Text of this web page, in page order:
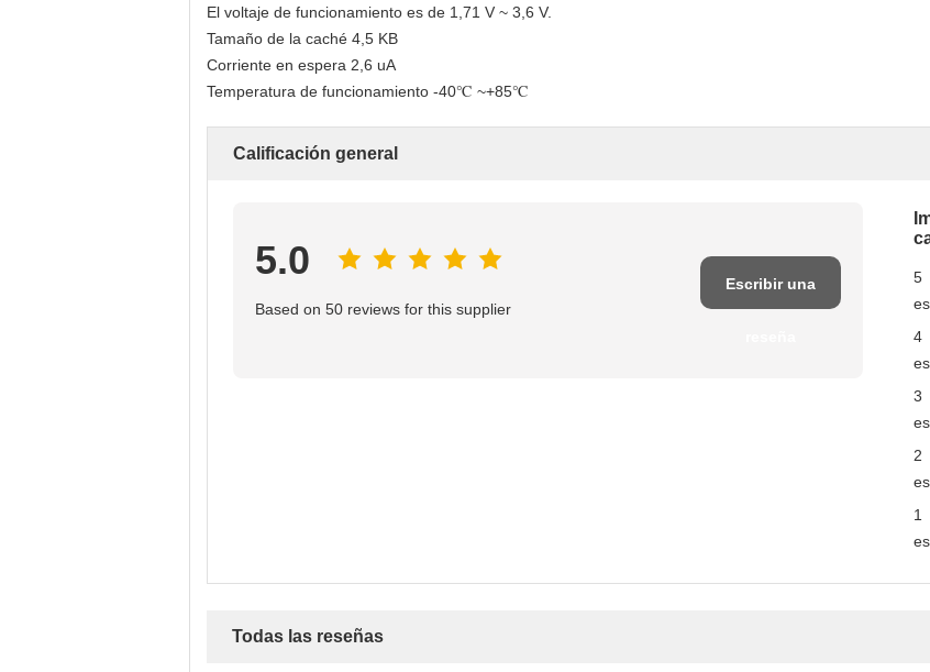
El voltaje de funcionamiento es de 1,71 V ~ 3,6 V.
Tamaño de la caché 4,5 KB
Corriente en espera 2,6 uA
Temperatura de funcionamiento -40℃ ~+85℃
Calificación general
5.0
Based on 50 reviews for this supplier
Escribir una
5
4
3
2
1
Todas las reseñas